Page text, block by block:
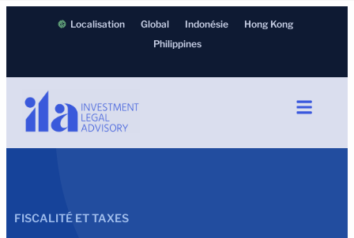
Localisation Global Indonésie
Hong Kong
Philippines
FISCALITÉ ET TAXES